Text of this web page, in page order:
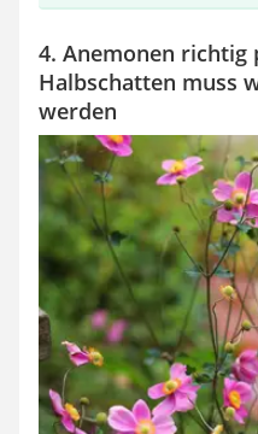
4. Anemonen richtig
Halbschatten muss
werden